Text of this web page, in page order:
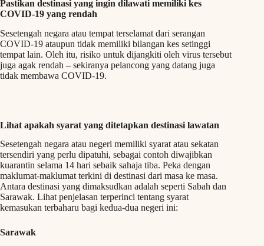
Pastikan destinasi yang ingin dilawati memiliki kes
COVID-19 yang rendah
Sesetengah negara atau tempat terselamat dari serangan
COVID-19 ataupun tidak memiliki bilangan kes setinggi
tempat lain. Oleh itu, risiko untuk dijangkiti oleh virus tersebut
juga agak rendah – sekiranya pelancong yang datang juga
tidak membawa COVID-19.
Lihat apakah syarat yang ditetapkan destinasi lawatan
Sesetengah negara atau negeri memiliki syarat atau sekatan
tersendiri yang perlu dipatuhi, sebagai contoh diwajibkan
kuarantin selama 14 hari sebaik sahaja tiba. Peka dengan
maklumat-maklumat terkini di destinasi dari masa ke masa.
Antara destinasi yang dimaksudkan adalah seperti Sabah dan
Sarawak. Lihat penjelasan terperinci tentang syarat
kemasukan terbaharu bagi kedua-dua negeri ini:
Sarawak